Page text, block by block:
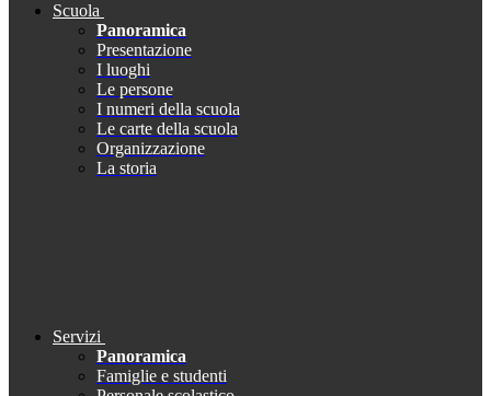
Scuola
Panoramica
Presentazione
I luoghi
Le persone
I numeri della scuola
Le carte della scuola
Organizzazione
La storia
Servizi
Panoramica
Famiglie e studenti